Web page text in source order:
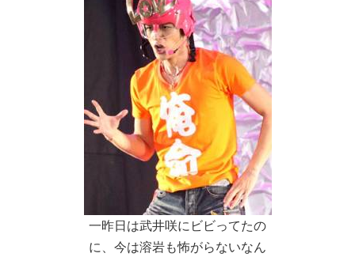
一昨日は武井咲にビビってたの
に、今は溶岩も怖がらないなん